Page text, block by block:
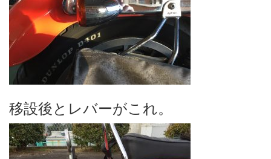
移設後とレバーがこれ。